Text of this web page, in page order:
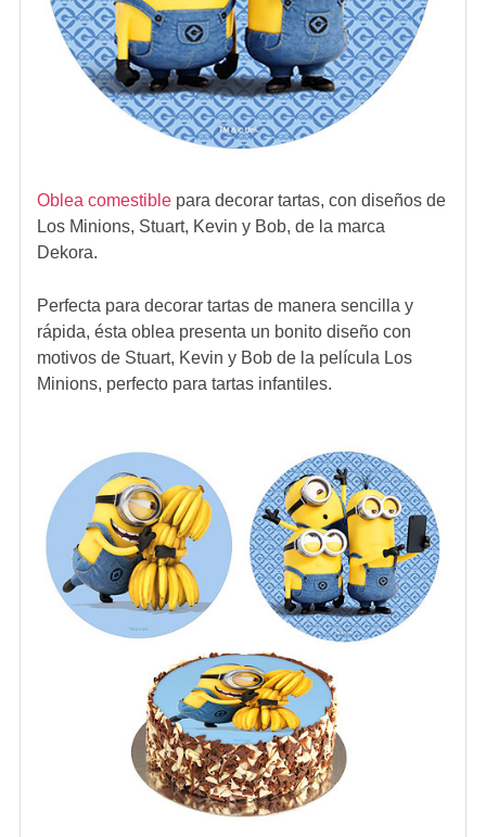
Oblea comestiblepara decorar tartas, con diseños de
Los Minions, Stuart, Kevin y Bob, de la marca
Dekora.
Perfecta para decorar tartas de manera sencilla y
rápida, ésta oblea presenta un bonito diseño con
motivos de Stuart, Kevin y Bob de la película Los
Minions, perfecto para tartas infantiles.